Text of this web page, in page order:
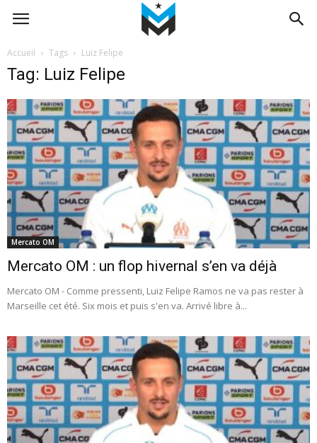
Accueil Tags Luiz Felipe
Tag: Luiz Felipe
Mercato OM
Mercato OM : un flop hivernal s’en va déjà
Mercato OM - Comme pressenti, Luiz Felipe Ramos ne va pas rester à
Marseille cet été. Six mois et puis s'en va. Arrivé libre à...